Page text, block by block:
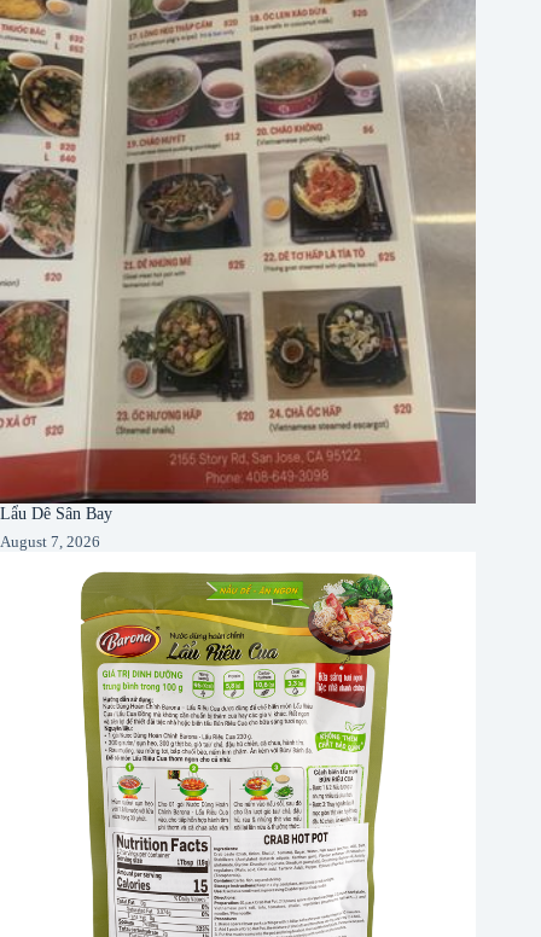
Lẩu Dê Sân Bay
August 7, 2026